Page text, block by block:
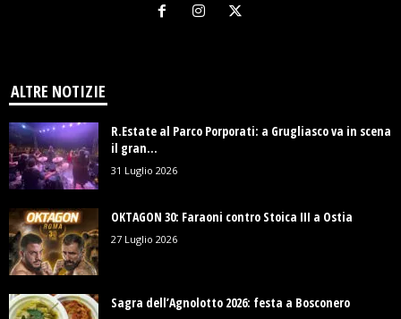
ALTRE NOTIZIE
R.Estate al Parco Porporati: a Grugliasco va in scena
il gran...
31 Luglio 2026
OKTAGON 30: Faraoni contro Stoica III a Ostia
27 Luglio 2026
Sagra dell’Agnolotto 2026: festa a Bosconero